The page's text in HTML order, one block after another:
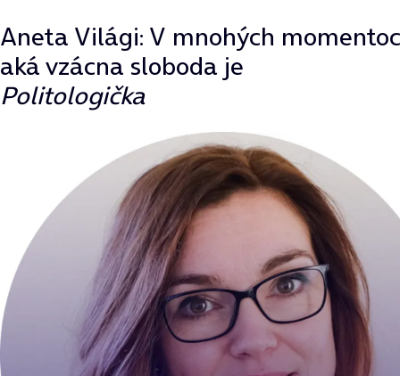
Aneta Világi: V mnohých
aká vzácna sloboda je
Politologička